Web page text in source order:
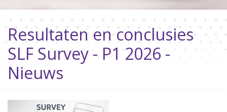
Resultaten en conclusies
SLF Survey - P1 2026 -
Nieuws